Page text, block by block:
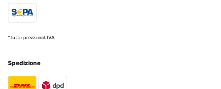
*Tutti i prezzi incl. IVA.
Spedizione